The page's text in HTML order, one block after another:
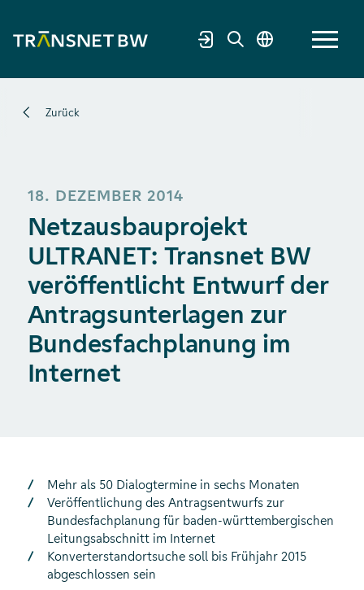
Zurück
18. DEZEMBER 2014
Netzausbauprojekt
ULTRANET: Transnet BW
veröffentlicht Entwurf der
Antragsunterlagen zur
Bundesfachplanung im
Internet
Mehr als 50 Dialogtermine in sechs Monaten
Veröffentlichung des Antragsentwurfs zur
Bundesfachplanung für baden-württembergischen
Leitungsabschnitt im Internet
Konverterstandortsuche soll bis Frühjahr 2015
abgeschlossen sein